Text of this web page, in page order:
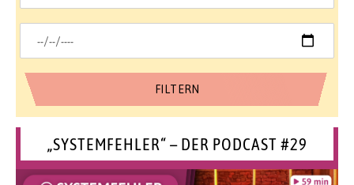
„SYSTEMFEHLER“ – DER PODCAST #29